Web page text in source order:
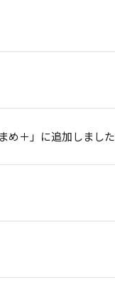
め＋」に追加しました